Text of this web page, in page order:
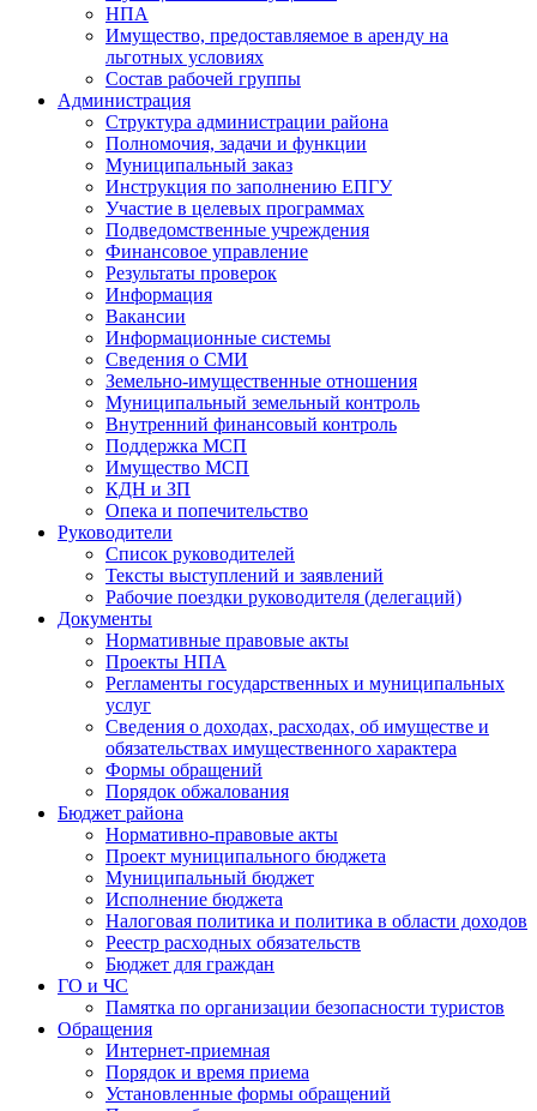
НПА
Имущество, предоставляемое в аренду на
льготных условиях
Состав рабочей группы
Администрация
Структура администрации района
Полномочия, задачи и функции
Муниципальный заказ
Инструкция по заполнению ЕПГУ
Участие в целевых программах
Подведомственные учреждения
Финансовое управление
Результаты проверок
Информация
Вакансии
Информационные системы
Сведения о СМИ
Земельно-имущественные отношения
Муниципальный земельный контроль
Внутренний финансовый контроль
Поддержка МСП
Имущество МСП
КДН и ЗП
Опека и попечительство
Руководители
Список руководителей
Тексты выступлений и заявлений
Рабочие поездки руководителя (делегаций)
Документы
Нормативные правовые акты
Проекты НПА
Регламенты государственных и муниципальных
услуг
Сведения о доходах, расходах, об имуществе и
обязательствах имущественного характера
Формы обращений
Порядок обжалования
Бюджет района
Нормативно-правовые акты
Проект муниципального бюджета
Муниципальный бюджет
Исполнение бюджета
Налоговая политика и политика в области доходов
Реестр расходных обязательств
Бюджет для граждан
ГО и ЧС
Памятка по организации безопасности туристов
Обращения
Интернет-приемная
Порядок и время приема
Установленные формы обращений